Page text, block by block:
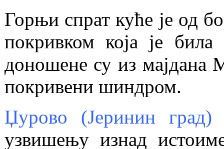
Горњи спрат куће је од
покривком која је
доношене су из мајдана
покривени шиндром.
Џурово (Јеринин град)
узвишењу изнад